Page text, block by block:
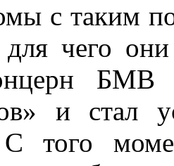
с таким
чего
БМВ
и стал
того